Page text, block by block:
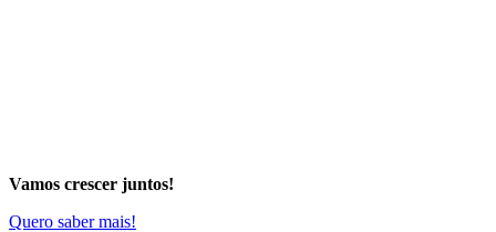
Vamos crescer juntos!
Quero saber mais!